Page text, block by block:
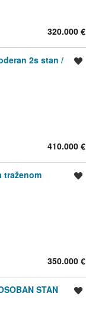
320.000 €
2s stan /
410.000 €
traženom
350.000 €
STAN